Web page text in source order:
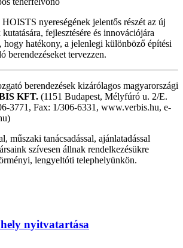
nyereségének jelentős részét az új
fejlesztésére és innovációjára
hogy hatékony, a jelenlegi különböző építési
berendezéseket tervezzen.
berendezések kizárólagos magyarországi
KFT. (1151 Budapest, Mélyfúró u. 2/E.
3771, Fax: 1/306-6331, www.verbis.hu, e-
műszaki tanácsadással, ajánlatadással
szívesen állnak rendelkezésükre
lengyeltóti telephelyünkön.
nyitvatartása